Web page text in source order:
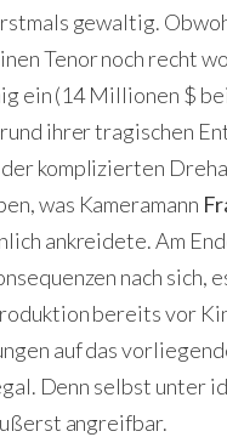
gewaltig.
Tenor noch recht
ein (14 Millionen $
ihrer tragischen
komplizierten
was Kameramann
ankreidete. Am
nach sich,
bereits vor
auf das
Denn selbst unter
angreifbar.